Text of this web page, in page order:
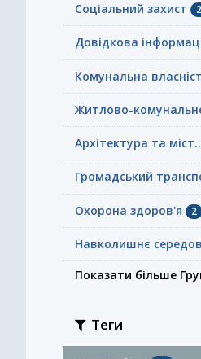
Соціальний захист
Довідкова
Комунальна
Житлово-
Архітектура та
Громадський
Охорона здоров'я 2
Навколишнє
Показати більше
Теги